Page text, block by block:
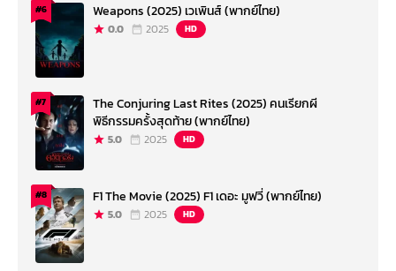
#6 Weapons (2025) เวเพินส์ (พากย์ไทย)
0.0 2025 HD
#7
The Conjuring Last Rites (2025) คนเรียกผี
พิธีกรรมครั้งสุดท้าย (พากย์ไทย)
5.0 2025 HD
#8 F1 The Movie (2025) F1 เดอะ มูฟวี่ (พากย์ไทย)
5.0 2025 HD